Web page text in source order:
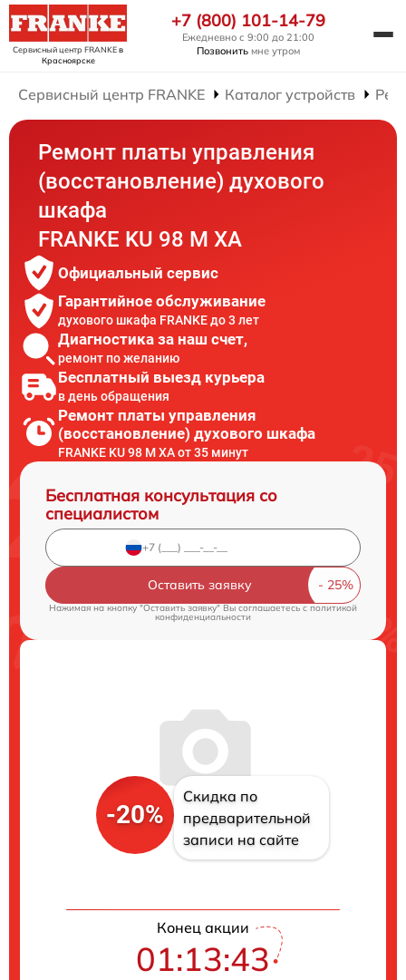
Сервисный центр FRANKEв
Красноярске
+7 (800) 101-14-79
Ежедневно с 9:00 до 21:00
Позвонить мне утром
Сервисный центр FRANKE Каталог устройств
Ремонт платы управления
(восстановление) духового
шкафа
FRANKE KU 98 M XA
Официальный сервис
Гарантийное обслуживание
духового шкафа FRANKE до 3 лет
Диагностика за наш счет,
ремонт по желанию
Бесплатный выезд курьера
в день обращения
Ремонт платы управления
(восстановление) духового шкафа
FRANKE KU 98 M XA от 35 минут
Бесплатная консультация со
специалистом
Оставить заявку
Нажимая на кнопку "Оставить заявку" Вы соглашаетесь cполитикой
конфиденциальности
-20%
Скидка по
предварительной
записи на сайте
Конец акции
01:13:42